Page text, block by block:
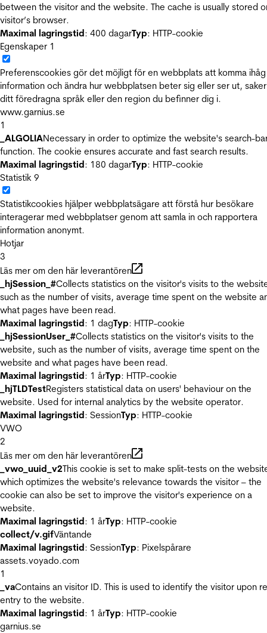
between the visitor and the website. The cache is usually stored
visitor’s browser.
Maximal lagringstid: 400 dagarTyp: HTTP-cookie
Egenskaper 1
Preferenscookies gör det möjligt för en webbplats att komma ihåg
information och ändra hur webbplatsen beter sig eller ser ut,
ditt föredragna språk eller den region du befinner dig i.
www.garnius.se
1
_ALGOLIANecessary in order to optimize the website's search-
function. The cookie ensures accurate and fast search results.
Maximal lagringstid: 180 dagarTyp: HTTP-cookie
Statistik 9
Statistikcookies hjälper webbplatsägare att förstå hur besökare
interagerar med webbplatser genom att samla in och rapportera
information anonymt.
Hotjar
3
Läs mer om den här leverantören
_hjSession_#Collects statistics on the visitor's visits to the
such as the number of visits, average time spent on the website
what pages have been read.
Maximal lagringstid: 1 dagTyp: HTTP-cookie
_hjSessionUser_#Collects statistics on the visitor's visits to the
website, such as the number of visits, average time spent on the
website and what pages have been read.
Maximal lagringstid: 1 årTyp: HTTP-cookie
_hjTLDTestRegisters statistical data on users' behaviour on the
website. Used for internal analytics by the website operator.
Maximal lagringstid: SessionTyp: HTTP-cookie
VWO
2
Läs mer om den här leverantören
_vwo_uuid_v2This cookie is set to make split-tests on the
which optimizes the website's relevance towards the visitor – the
cookie can also be set to improve the visitor's experience on a
website.
Maximal lagringstid: 1 årTyp: HTTP-cookie
collect/v.gifVäntande
Maximal lagringstid: SessionTyp: Pixelspårare
assets.voyado.com
1
_vaContains an visitor ID. This is used to identify the visitor upon
entry to the website.
Maximal lagringstid: 1 årTyp: HTTP-cookie
garnius.se